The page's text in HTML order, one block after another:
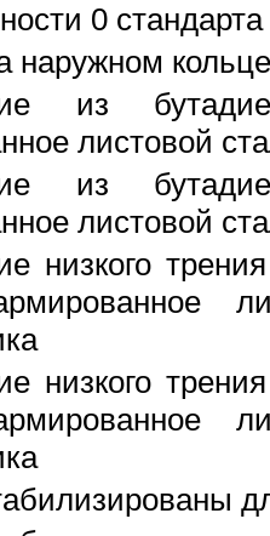
0
наружном кольце
из
листовой
из
листовой
низкого
низкого